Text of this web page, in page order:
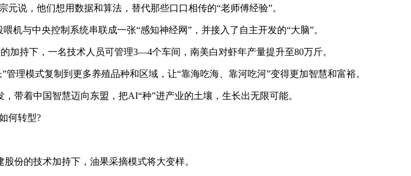
说，他们想用数据和算法，替代那些口口相传的“老师傅经验”。
与中央控制系统串联成一张“感知神经网”，并接入了自主开发的“大脑”。
持下，一名技术人员可管理3—4个车间，南美白对虾年产量提升至80万斤。
理模式复制到更多养殖品种和区域，让“靠海吃海、靠河吃河”变得更加智慧和富裕。
带着中国智慧迈向东盟，把AI“种”进产业的土壤，生长出无限可能。
何转型?
份的技术加持下，油果采摘模式将大变样。